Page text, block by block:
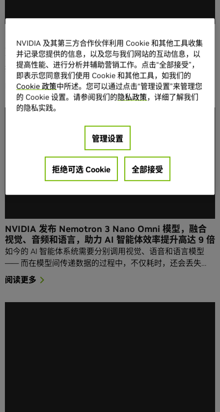
主 AI 智能体
企业级 AI 已经学会了生成，也掌握了推理。现在，企业正在
提出下一个问题：AI 该如何执行操作？ 早期智能体系…
阅读更多
NVIDIA 发布 Nemotron 3 Nano Omni 模型，融合
视觉、音频和语言，助力 AI 智能体效率提升高达 9 倍
如今的 AI 智能体系统需要分别调用视觉、语音和语言模型
—— 而在模型间传递数据的过程中，不仅耗时，还会丢失…
阅读更多
NVIDIA 及其第三方合作伙伴利用 Cookie 和其他工具收集
并记录您提供的信息，以及您与我们网站的互动信息，以
提高性能、进行分析并辅助营销工作。点击“全部接受”，
即表示您同意我们使用 Cookie 和其他工具，如我们的
Cookie 政策中所述。您可以通过点击“管理设置”来管理您
的 Cookie 设置。请参阅我们的隐私政策，详细了解我们
的隐私实践。
管理设置
拒绝可选 Cookie 全部接受